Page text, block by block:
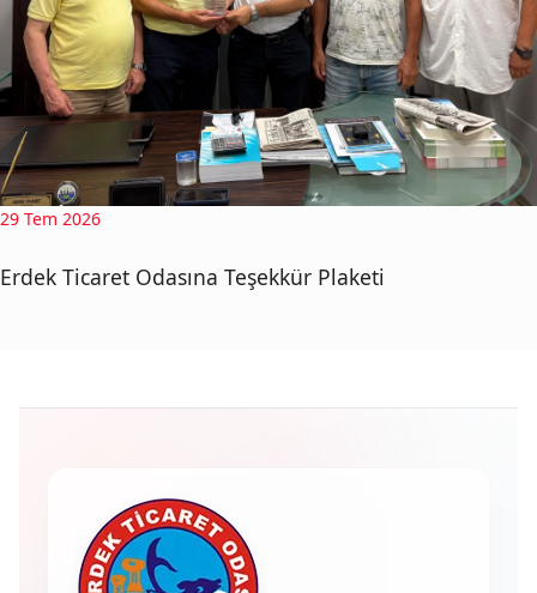
29 Tem 2026
Erdek Ticaret Odasına Teşekkür Plaketi